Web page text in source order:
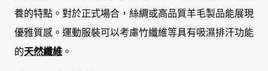
養的特點。對於正式場合，絲綢或高品質羊毛製品能展現
優雅質感。運動服裝可以考慮竹纖維等具有吸濕排汗功能
的天然纖維 。